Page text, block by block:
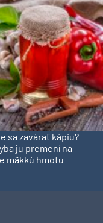
sa zavárať kápiu?
ju premení na
mäkkú hmotu